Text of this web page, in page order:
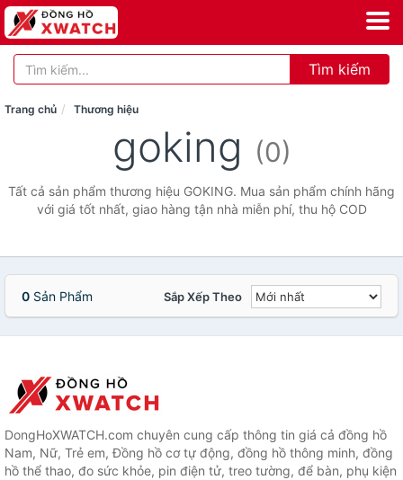
Tìm kiếm
Trang chủ Thương hiệu
goking (0)
Tất cả sản phẩm thương hiệu GOKING. Mua sản phẩm chính hãng
với giá tốt nhất, giao hàng tận nhà miễn phí, thu hộ COD
0 Sản Phẩm Sắp Xếp Theo
DongHoXWATCH.com chuyên cung cấp thông tin giá cả đồng hồ
Nam, Nữ, Trẻ em, Đồng hồ cơ tự động, đồng hồ thông minh, đồng
hồ thể thao, đo sức khỏe, pin điện tử, treo tường, để bàn, phụ kiện